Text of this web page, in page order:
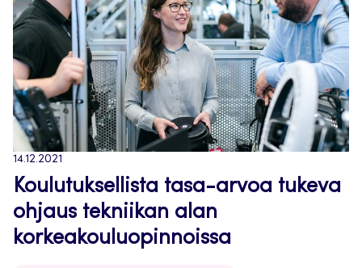
14.12.2021
Koulutuksellista tasa-arvoa tukeva
ohjaus tekniikan alan
korkeakouluopinnoissa